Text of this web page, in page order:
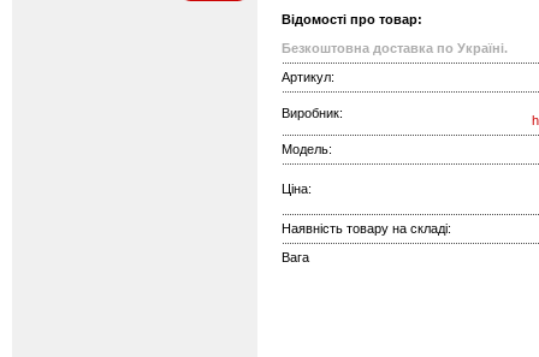
Відомості про товар:
Безкоштовна доставка по Україні.
Артикул:
Виробник:
Модель:
Ціна:
Наявність товару на складі:
Вага